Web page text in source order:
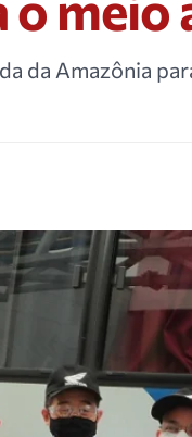
da Amazônia